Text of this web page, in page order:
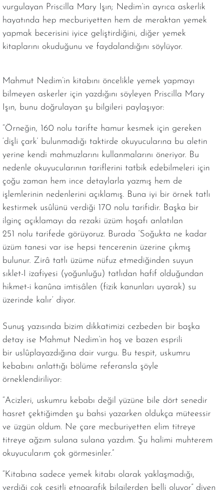
vurgulayan Priscilla Mary Işın; Nedim’in ayrıca askerlik
hayatında hep mecburiyetten hem de meraktan yemek
yapmak becerisini iyice geliştirdiğini, diğer yemek
kitaplarını okuduğunu ve faydalandığını söylüyor.
Mahmut Nedim’in kitabını öncelikle yemek yapmayı
bilmeyen askerler için yazdığını söyleyen Priscilla Mary
Işın, bunu doğrulayan şu bilgileri paylaşıyor:
“Örneğin, 160 nolu tarifte hamur kesmek için gereken
‘dişli çark’ bulunmadığı taktirde okuyucularına bu aletin
yerine kendi mahmuzlarını kullanmalarını öneriyor. Bu
nedenle okuyucularının tariflerini tatbik edebilmeleri için
çoğu zaman hem ince detaylarla yazmış hem de
işlemlerinin nedenlerini açıklamış. Buna iyi bir örnek tatlı
kestirmek usûlünü verdiği 170 nolu tarifidir. Başka bir
ilginç açıklamayı da rezaki üzüm hoşafı anlatılan
251 nolu tarifede görüyoruz. Burada ‘Soğukta ne kadar
üzüm tanesi var ise hepsi tencerenin üzerine çıkmış
bulunur. Zirâ tatlı üzüme nüfuz etmediğinden suyun
sıklet-I izafiyesi (yoğunluğu) tatlıdan hafif olduğundan
hikmet-i kanûna imtisâlen (fizik kanunları uyarak) su
üzerinde kalır’ diyor.
Sunuş yazısında bizim dikkatimizi cezbeden bir başka
detay ise Mahmut Nedim’in hoş ve bazen esprili
bir uslûplayazdığına dair vurgu. Bu tespit, uskumru
kebabını anlattığı bölüme referansla şöyle
örneklendiriliyor:
“Acizleri, uskumru kebabı değil yüzüne bile dört senedir
hasret çektiğimden şu bahsi yazarken oldukça müteessir
ve üzgün oldum. Ne çare mecburiyetten elim titreye
titreye ağzım sulana sulana yazdım. Şu halimi muhterem
okuyucularım çok görmesinler.”
“Kitabına sadece yemek kitabı olarak yaklaşmadığı,
verdiği çok çeşitli etnografik bilgilerden belli oluyor” diyen